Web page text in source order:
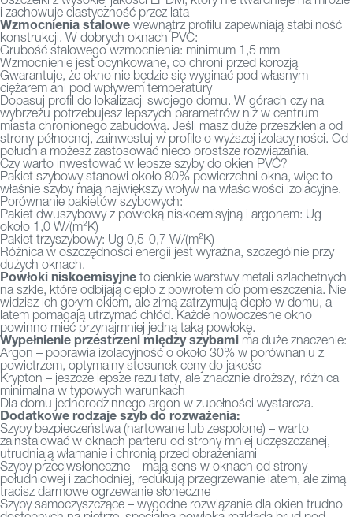
i zachowuje elastyczność przez lata
Wzmocnienia stalowe wewnątrz profilu zapewniają stabilność
konstrukcji. W dobrych oknach PVC:
Grubość stalowego wzmocnienia: minimum 1,5 mm
Wzmocnienie jest ocynkowane, co chroni przed korozją
Gwarantuje, że okno nie będzie się wyginać pod własnym
ciężarem ani pod wpływem temperatury
Dopasuj profil do lokalizacji swojego domu. W górach czy na
wybrzeżu potrzebujesz lepszych parametrów niż w centrum
miasta chronionego zabudową. Jeśli masz duże przeszklenia od
strony północnej, zainwestuj w profile o wyższej izolacyjności. Od
południa możesz zastosować nieco prostsze rozwiązania.
Czy warto inwestować w lepsze szyby do okien PVC?
Pakiet szybowy stanowi około 80% powierzchni okna, więc to
właśnie szyby mają największy wpływ na właściwości izolacyjne.
Porównanie pakietów szybowych:
Pakiet dwuszybowy z powłoką niskoemisyjną i argonem: Ug
około 1,0 W/(m²K)
Pakiet trzyszybowy: Ug 0,5-0,7 W/(m²K)
Różnica w oszczędności energii jest wyraźna, szczególnie przy
dużych oknach.
Powłoki niskoemisyjne to cienkie warstwy metali szlachetnych
na szkle, które odbijają ciepło z powrotem do pomieszczenia. Nie
widzisz ich gołym okiem, ale zimą zatrzymują ciepło w domu, a
latem pomagają utrzymać chłód. Każde nowoczesne okno
powinno mieć przynajmniej jedną taką powłokę.
Wypełnienie przestrzeni między szybami ma duże znaczenie:
Argon – poprawia izolacyjność o około 30% w porównaniu z
powietrzem, optymalny stosunek ceny do jakości
Krypton – jeszcze lepsze rezultaty, ale znacznie droższy, różnica
minimalna w typowych warunkach
Dla domu jednorodzinnego argon w zupełności wystarcza.
Dodatkowe rodzaje szyb do rozważenia:
Szyby bezpieczeństwa (hartowane lub zespolone) – warto
zainstalować w oknach parteru od strony mniej uczęszczanej,
utrudniają włamanie i chronią przed obrażeniami
Szyby przeciwsłoneczne – mają sens w oknach od strony
południowej i zachodniej, redukują przegrzewanie latem, ale zimą
tracisz darmowe ogrzewanie słoneczne
Szyby samoczyszczące – wygodne rozwiązanie dla okien trudno